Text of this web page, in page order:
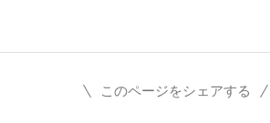
このページをシェアする